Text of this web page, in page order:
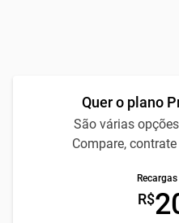
Quer o plano
São várias
Compare,
R$